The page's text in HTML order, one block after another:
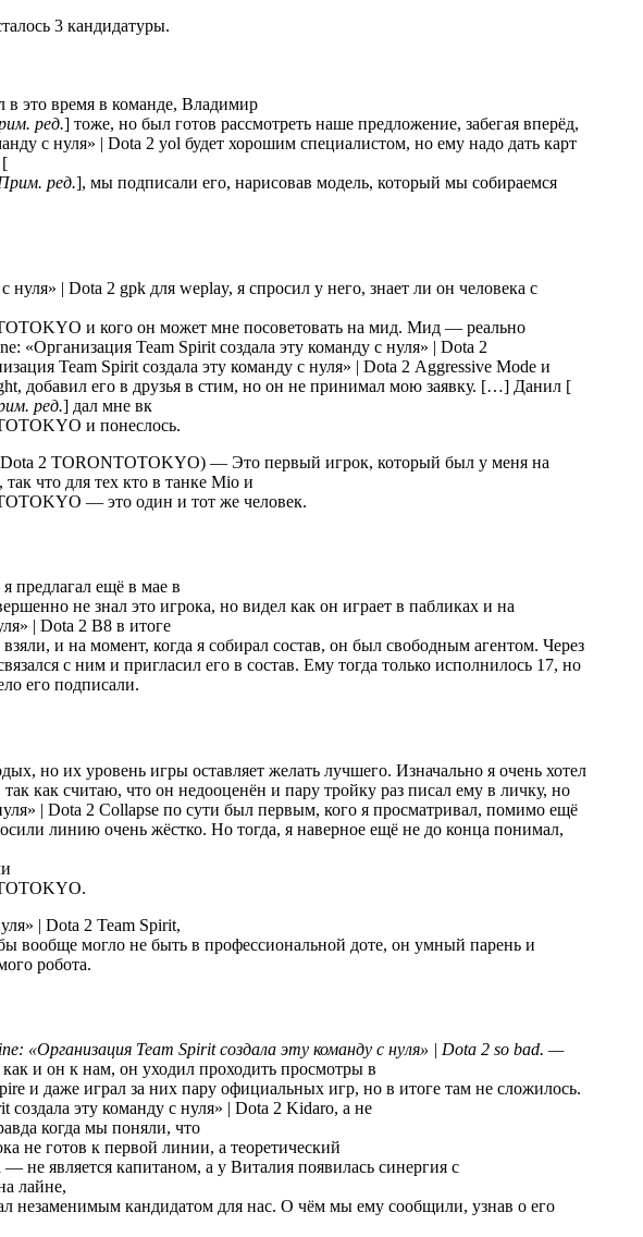
3 кандидатуры.
в это время в команде, Владимир
ред.] тоже, но был готов рассмотреть наше предложение, забегая вперёд,
yol будет хорошим специалистом, но ему надо дать карт
[
ред.], мы подписали его, нарисовав модель, который мы собираемся
gpk для weplay, я спросил у него, знает ли он человека с
и кого он может мне посоветовать на мид. Мид — реально
Aggressive Mode и
добавил его в друзья в стим, но он не принимал мою заявку. […] Данил [
ред.] дал мне вк
и понеслось.
TORONTOTOKYO) — Это первый игрок, который был у меня на
что для тех кто в танке Mio и
— это один и тот же человек.
предлагал ещё в мае в
не знал это игрока, но видел как он играет в пабликах и на
B8 в итоге
и на момент, когда я собирал состав, он был свободным агентом. Через
с ним и пригласил его в состав. Ему тогда только исполнилось 17, но
его подписали.
но их уровень игры оставляет желать лучшего. Изначально я очень хотел
как считаю, что он недооценён и пару тройку раз писал ему в личку, но
Collapse по сути был первым, кого я просматривал, помимо ещё
линию очень жёстко. Но тогда, я наверное ещё не до конца понимал,
Team Spirit,
вообще могло не быть в профессиональной доте, он умный парень и
робота.
so bad. —
и он к нам, он уходил проходить просмотры в
и даже играл за них пару официальных игр, но в итоге там не сложилось.
Kidaro, а не
когда мы поняли, что
не готов к первой линии, а теоретический
не является капитаном, а у Виталия появилась синергия с
лайне,
незаменимым кандидатом для нас. О чём мы ему сообщили, узнав о его